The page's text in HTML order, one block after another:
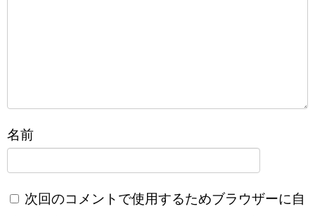
名前
次回のコメントで使用するためブラウザーに自